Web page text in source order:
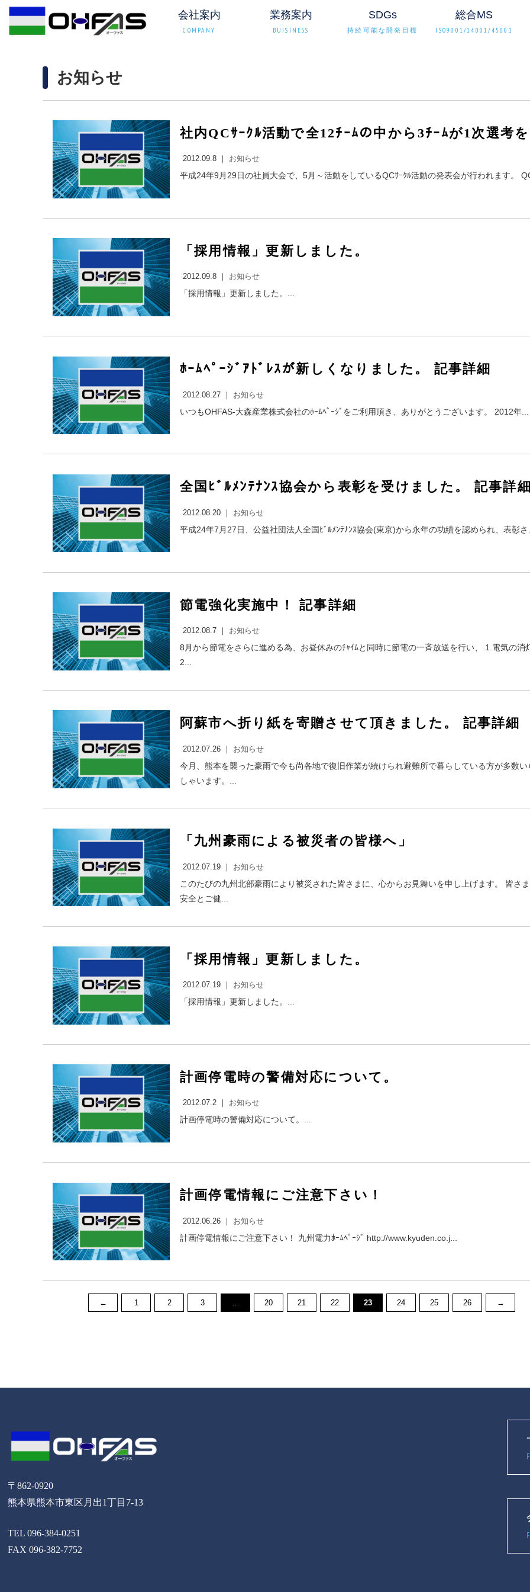
会社案内
COMPANY
業務案内
BUISINESS
SDGs
持続可能な開発目標
総合MS
ISO9001/14001/45001
お知らせ
2012.09.8 ｜ お知らせ
平成24年9月29日の社員大会で、5月～活動をしているQCｻｰｸﾙ活動の発表会が行われます。
「採用情報」更新しました。
2012.09.8 ｜ お知らせ
「採用情報」更新しました。...
ﾎｰﾑﾍﾟｰｼﾞｱﾄﾞﾚｽが新しくなりました。 記事詳細
2012.08.27 ｜ お知らせ
いつもOHFAS-大森産業株式会社のﾎｰﾑﾍﾟｰｼﾞをご利用頂き、ありがとうございます。 2012年...
全国ﾋﾞﾙﾒﾝﾃﾅﾝｽ協会から表彰を受けました。 記事詳
2012.08.20 ｜ お知らせ
平成24年7月27日、公益社団法人全国ﾋﾞﾙﾒﾝﾃﾅﾝｽ協会(東京)から永年の功績を認められ、表彰さ
節電強化実施中！ 記事詳細
2012.08.7 ｜ お知らせ
8月から節電をさらに進める為、お昼休みのﾁｬｲﾑと同時に節電の一斉放送を行い、 1.電気の消
2...
阿蘇市へ折り紙を寄贈させて頂きました。 記事詳細
2012.07.26 ｜ お知らせ
今月、熊本を襲った豪雨で今も尚各地で復旧作業が続けられ避難所で暮らしている方が多数い
しゃいます。...
「九州豪雨による被災者の皆様へ」
2012.07.19 ｜ お知らせ
このたびの九州北部豪雨により被災された皆さまに、心からお見舞いを申し上げます。 皆さ
安全とご健...
「採用情報」更新しました。
2012.07.19 ｜ お知らせ
「採用情報」更新しました。...
計画停電時の警備対応について。
2012.07.2 ｜ お知らせ
計画停電時の警備対応について。...
計画停電情報にご注意下さい！
2012.06.26 ｜ お知らせ
計画停電情報にご注意下さい！ 九州電力ﾎｰﾑﾍﾟｰｼﾞ http://www.kyuden.co.j...
← 1 2 3 … 20 21 22 23 24 25 26 →
〒862-0920
熊本県熊本市東区月出1丁目7-13
TEL 096-384-0251
FAX 096-382-7752